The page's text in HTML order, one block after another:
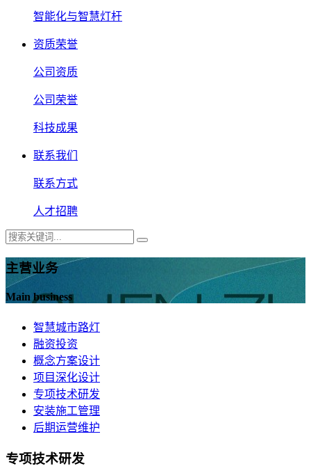
智能化与智慧灯杆
资质荣誉
公司资质
公司荣誉
科技成果
联系我们
联系方式
人才招聘
主营业务
Main business
智慧城市路灯
融资投资
概念方案设计
项目深化设计
专项技术研发
安装施工管理
后期运营维护
专项技术研发